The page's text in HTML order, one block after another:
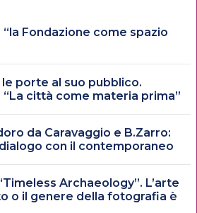
Fondazione come spazio
porte al suo pubblico.
città come materia prima”
da Caravaggio e B.Zarro:
con il contemporaneo
Archaeology”. L’arte
o il genere della fotografia è